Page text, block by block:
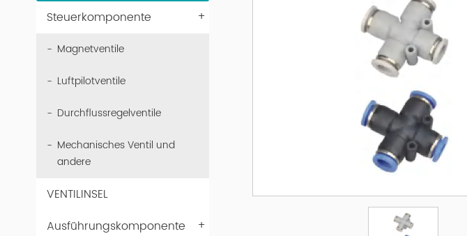
Steuerkomponente +
Magnetventile
Luftpilotventile
Durchflussregelventile
Mechanisches Ventil und
andere
VENTILINSEL
Ausführungskomponente
+